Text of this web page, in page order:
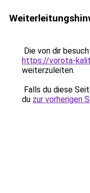
Die von dir
https://vorota-
weiterzuleiten.
Falls du diese
du zur vorherigen